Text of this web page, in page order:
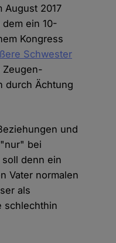
August 2017
ein 10-
Kongress
Schwester
Zeugen-
durch Ächtung
und
bei
denn ein
Vater normalen
als
schlechthin